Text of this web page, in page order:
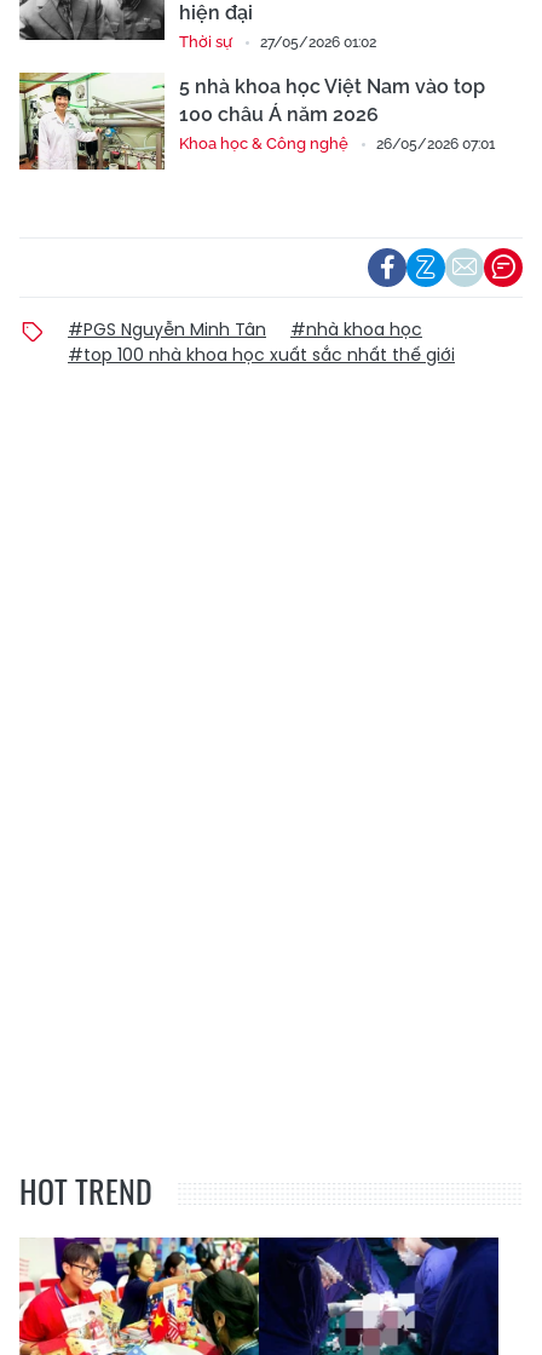
hiện đại
Thời sự 27/05/2026 01:02
5 nhà khoa học Việt Nam vào top
100 châu Á năm 2026
Khoa học & Công nghệ 26/05/2026 07:01
#PGS Nguyễn Minh Tân
#nhà khoa học
#top 100 nhà khoa học xuất sắc nhất thế giới
HOT TREND